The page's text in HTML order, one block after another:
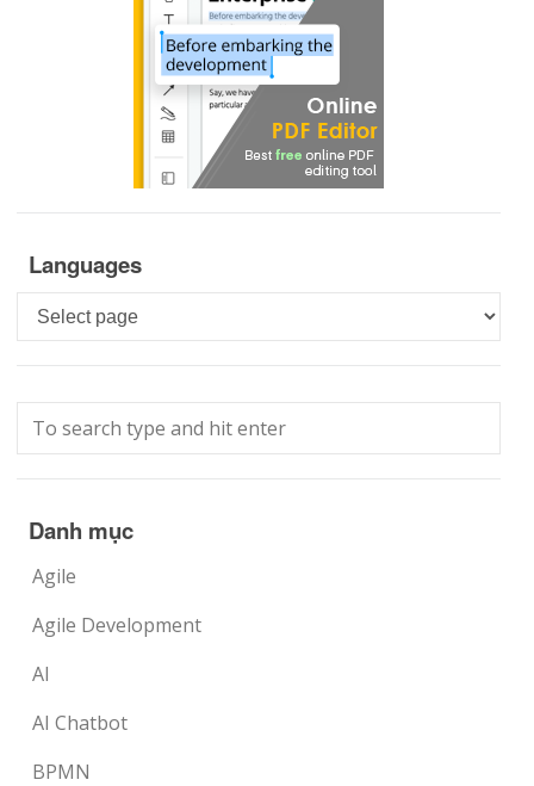
Languages
Languages
Danh mục
Agile
Agile Development
AI
AI Chatbot
BPMN